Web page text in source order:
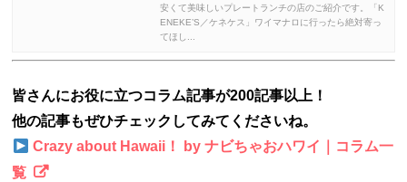
安くて美味しいプレートランチの店のご紹介です。「K
ENEKE’S／ケネケス」ワイマナロに行ったら絶対寄っ
てほし...
皆さんにお役に立つコラム記事が200記事以上！
他の記事もぜひチェックしてみてくださいね。
Crazy about Hawaii！ by ナビちゃおハワイ｜コラム一
覧